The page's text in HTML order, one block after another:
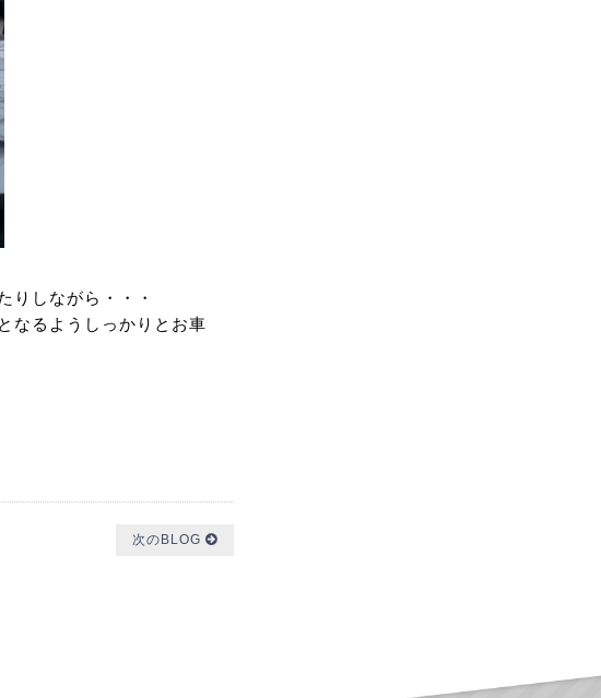
りしながら・・・
なるようしっかりとお車
次のBLOG